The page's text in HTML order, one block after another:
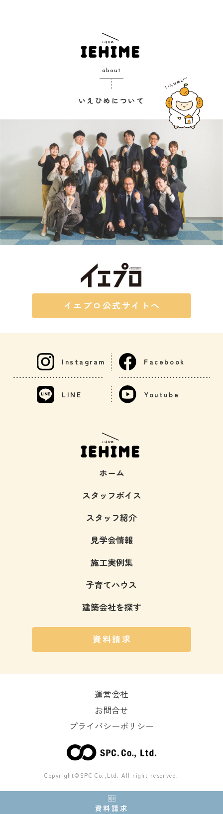
資料請求
about
いえひめについて
イエプロ公式サイトへ
ホーム
スタッフボイス
スタッフ紹介
見学会情報
施工実例集
子育てハウス
建築会社を探す
資料請求
Instagram Facebook
LINE Youtube
運営会社
お問合せ
プライバシーポリシー
Copyright©SPC Co.,Ltd. All right reserved.